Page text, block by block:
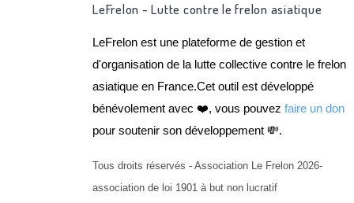
LeFrelon - Lutte contre le frelon asiatique
LeFrelon est une plateforme de gestion et
d'organisation de la lutte collective contre le frelon
asiatique en France.Cet outil est développé
bénévolement avec ❤️, vous pouvez faire un don
pour soutenir son développement 💸.
Tous droits réservés - Association Le Frelon 2026-
association de loi 1901 à but non lucratif